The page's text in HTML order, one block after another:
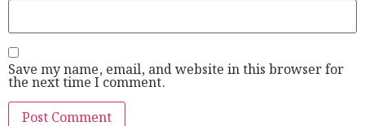
Save my name, email, and website in this browser for
the next time I comment.